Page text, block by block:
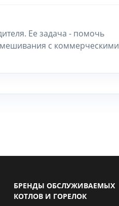
Ее задача - помочь
с коммерческими
БРЕНДЫ ОБСЛУЖИВАЕМЫХ
КОТЛОВ И ГОРЕЛОК